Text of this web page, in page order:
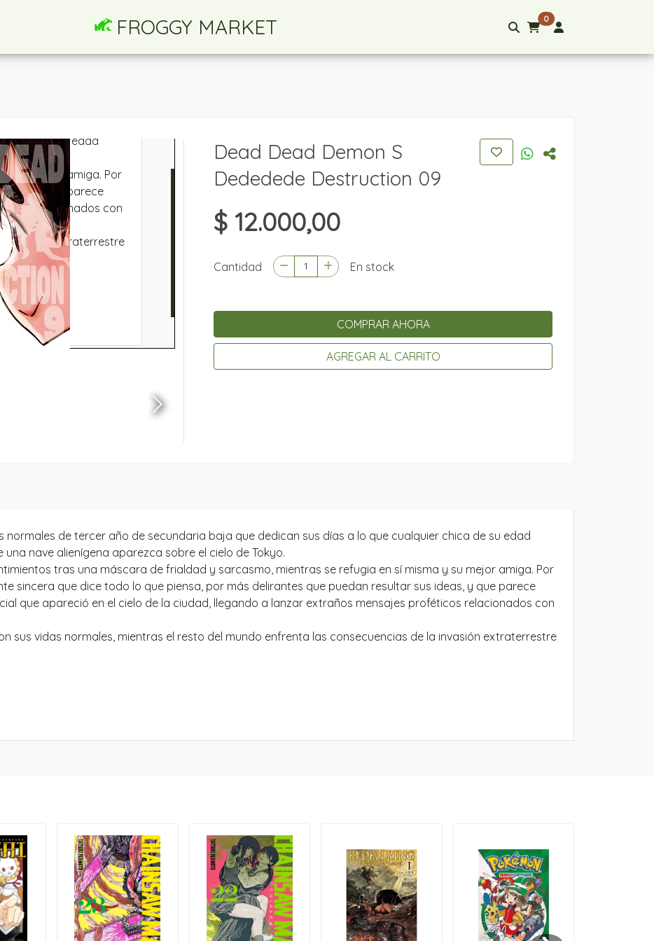
FROGGY MARKET 0
Dead Dead Demon S
Dededede Destruction 09
$ 12.000,00
Cantidad En stock
COMPRAR AHORA
AGREGAR AL CARRITO
de tercer año de secundaria baja que dedican sus días a lo que cualquier chica de su edad
nave alienígena aparezca sobre el cielo de Tokyo.
tras una máscara de frialdad y sarcasmo, mientras se refugia en sí misma y su mejor amiga. Por
sincera que dice todo lo que piensa, por más delirantes que puedan resultar sus ideas, y que parece
que apareció en el cielo de la ciudad, llegando a lanzar extraños mensajes proféticos relacionados con
sus vidas normales, mientras el resto del mundo enfrenta las consecuencias de la invasión extraterrestre